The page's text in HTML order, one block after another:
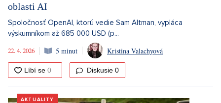
oblasti AI
Spoločnosť OpenAI, ktorú vedie Sam Altman, vypláca
výskumníkom až 685 000 USD (p...
22. 4. 2026
5 minut Kristina Valachyová
Diskusie 0
AKTUALITY